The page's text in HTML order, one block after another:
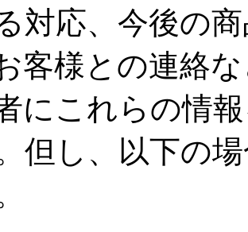
対応、今後の
客様との連絡
にこれらの情
但し、以下の